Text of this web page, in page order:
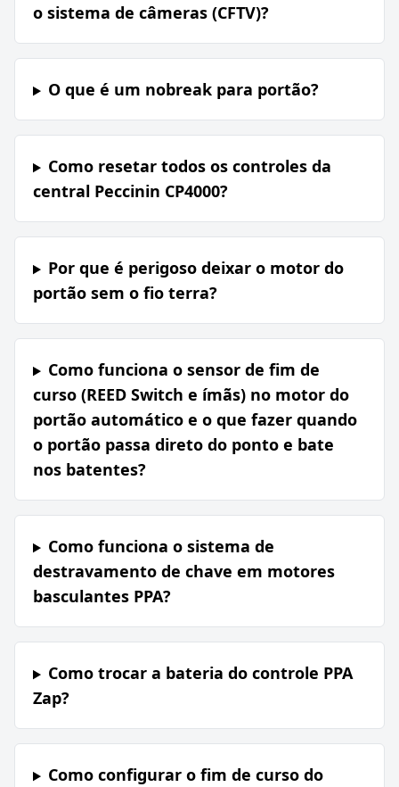
o sistema de câmeras (CFTV)?
O que é um nobreak para portão?
Como resetar todos os controles da
central Peccinin CP4000?
Por que é perigoso deixar o motor do
portão sem o fio terra?
Como funciona o sensor de fim de
curso (REED Switch e ímãs) no motor do
portão automático e o que fazer quando
o portão passa direto do ponto e bate
nos batentes?
Como funciona o sistema de
destravamento de chave em motores
basculantes PPA?
Como trocar a bateria do controle PPA
Zap?
Como configurar o fim de curso do